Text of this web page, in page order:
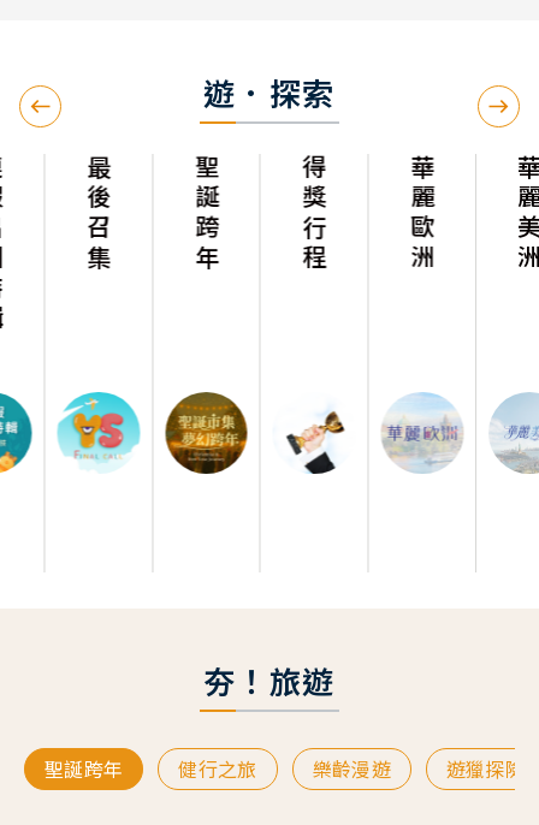
遊．探索
夯！旅遊
聖誕跨年 健行之旅 樂齡漫遊 遊獵探險